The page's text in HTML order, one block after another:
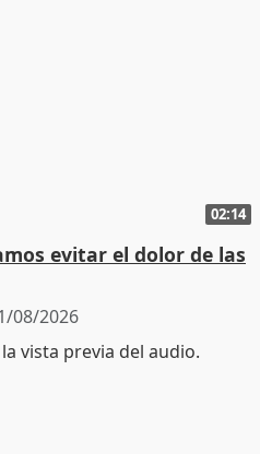
02:14
evitar el dolor de las
08/2026